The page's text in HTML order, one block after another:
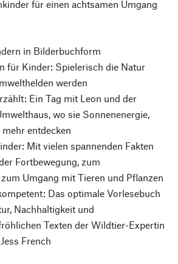
für einen achtsamen Umgang
in Bilderbuchform
für Kinder: Spielerisch die Natur
werden
Ein Tag mit Leon und der
wo sie Sonnenenergie,
entdecken
Mit vielen spannenden Fakten
Fortbewegung, zum
Umgang mit Tieren und Pflanzen
Das optimale Vorlesebuch
Nachhaltigkeit und
Texten der Wildtier-Expertin
French